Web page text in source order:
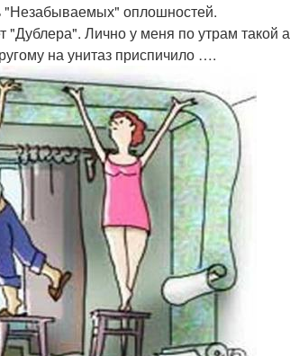
"Незабываемых" оплошностей.
"Дублера". Лично у меня по утрам такой
на унитаз приспичило ….